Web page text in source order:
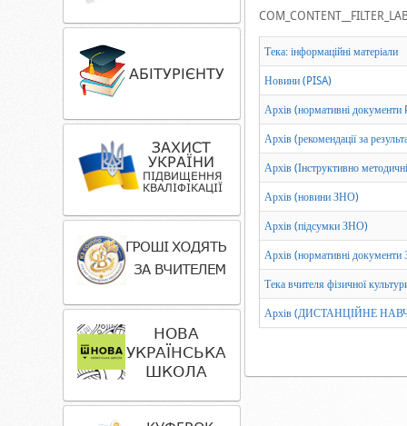
Тека: інформаційні матеріали
Новини (PISA)
Архів (нормативні документи
Архів (рекомендації за
Архів (Інструктивно
Архів (новини ЗНО)
Архів (підсумки ЗНО)
Архів (нормативні
Тека вчителя фізичної
Архів (ДИСТАНЦІЙНЕ